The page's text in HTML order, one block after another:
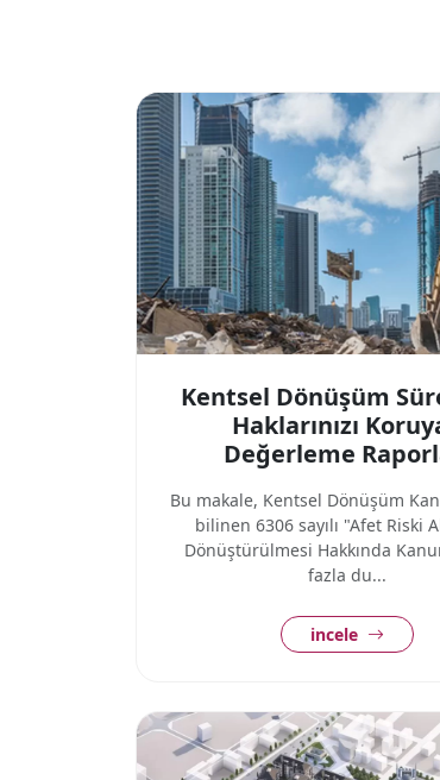
Kentsel Dönüşüm
Haklarınızı
Değerleme
Bu makale, Kentsel Dönüşüm
bilinen 6306 sayılı "Afet Riski
Dönüştürülmesi Hakkında
fazla du...
incele